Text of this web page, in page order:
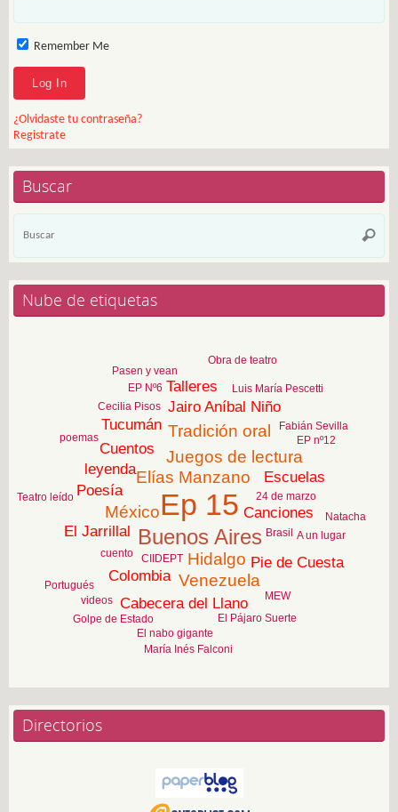
Remember Me
¿Olvidaste tu contraseña?
Registrate
Buscar
Nube de etiquetas
Ep 15
Buenos Aires
Elías Manzano
Hidalgo
Juegos de lectura
México
Tradición oral
Venezuela
Cabecera del Llano
Canciones
Colombia
Cuentos
El Jarrillal
Escuelas
Jairo Aníbal Niño
leyenda
Pie de Cuesta
Poesía
Talleres
Tucumán
24 de marzo
A un lugar
Brasil
Cecilia Pisos
CIIDEPT
cuento
El nabo gigante
El Pájaro Suerte
EP nº12
EP Nº6
Fabián Sevilla
Golpe de Estado
Luis María Pescetti
María Inés Falconi
MEW
Natacha
Obra de teatro
Pasen y vean
poemas
Portugués
Teatro leído
videos
Directorios